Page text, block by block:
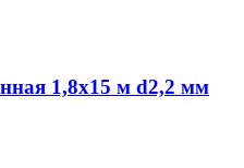
1,8х15 м d2,2 мм